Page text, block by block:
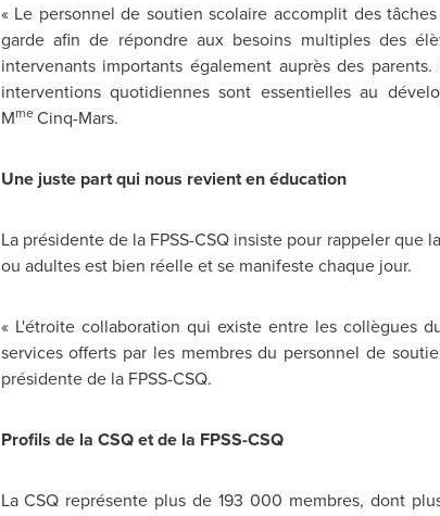
« Le personnel de soutien scolaire accomplit des
garde afin de répondre aux besoins multiples des
intervenants importants également auprès des
interventions quotidiennes sont essentielles au
MmeCinq-Mars.
Une juste part qui nous revient en éducation
La présidente de la FPSS-CSQ insiste pour rappeler
ou adultes est bien réelle et se manifeste chaque jour.
« L'étroite collaboration qui existe entre les collègues
services offerts par les membres du personnel de
présidente de la FPSS-CSQ.
Profils de la CSQ et de la FPSS-CSQ
La CSQ représente plus de 193 000 membres, dont